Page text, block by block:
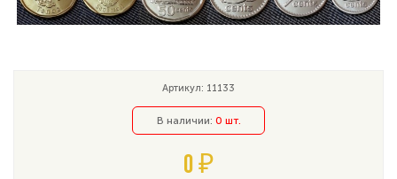
Артикул: 11133
В наличии: 0 шт.
0 ₽